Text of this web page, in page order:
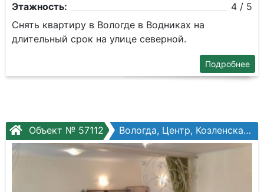
Этажность:
4 / 5
Снять квартиру в Вологде в Водниках на
длительный срок на улице северной.
Подробнее
Объект № 57112 Вологда, Центр, Козленская ул, №78